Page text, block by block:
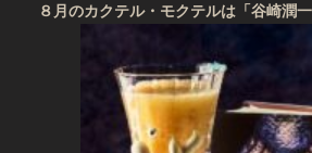
８月のカクテル・モクテルは「谷崎潤